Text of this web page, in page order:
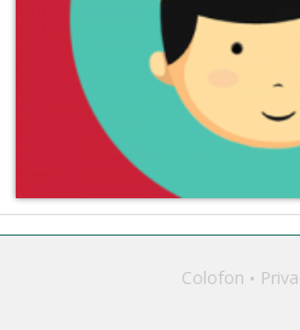
Colofon